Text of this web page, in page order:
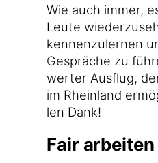
Wie auch immer,
Leu­te
ken­nen­zu­ler­nen
Gesprä­che zu
wer­ter Aus­flug,
im Rhein­land
len Dank!
Fair